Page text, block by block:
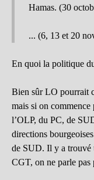
Hamas. (30
... (6, 13 et 20
En quoi la politique
Bien sûr LO pourrait
mais si on
l’OLP, du PC, de
directions
de SUD. Il y a trouvé
CGT, on ne parle